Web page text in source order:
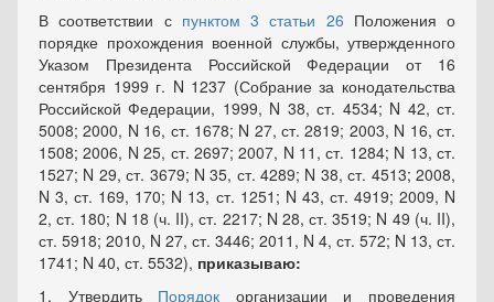
В соответствии с пунктом 3 статьи 26 Положения о
порядке прохождения военной службы, утвержденного
Указом Президента Российской Федерации от 16
сентября 1999 г. N 1237 (Собрание за конодательства
Российской Федерации, 1999, N 38, ст. 4534; N 42, ст.
5008; 2000, N 16, ст. 1678; N 27, ст. 2819; 2003, N 16, ст.
1508; 2006, N 25, ст. 2697; 2007, N 11, ст. 1284; N 13, ст.
1527; N 29, ст. 3679; N 35, ст. 4289; N 38, ст. 4513; 2008,
N 3, ст. 169, 170; N 13, ст. 1251; N 43, ст. 4919; 2009, N
2, ст. 180; N 18 (ч. II), ст. 2217; N 28, ст. 3519; N 49 (ч. II),
ст. 5918; 2010, N 27, ст. 3446; 2011, N 4, ст. 572; N 13, ст.
1741; N 40, ст. 5532), приказываю:
1. Утвердить Порядок организации и проведения